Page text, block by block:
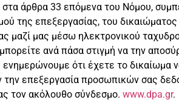
στα άρθρα 33 επόμενα του Νόμου,
της επεξεργασίας, του
μαζί μας μέσω ηλεκτρονικού
ανά πάσα στιγμή να την
ενημερώνουμε ότι έχετε το
επεξεργασία προσωπικών σας
τον ακόλουθο σύνδεσμο. www.dpa.gr.